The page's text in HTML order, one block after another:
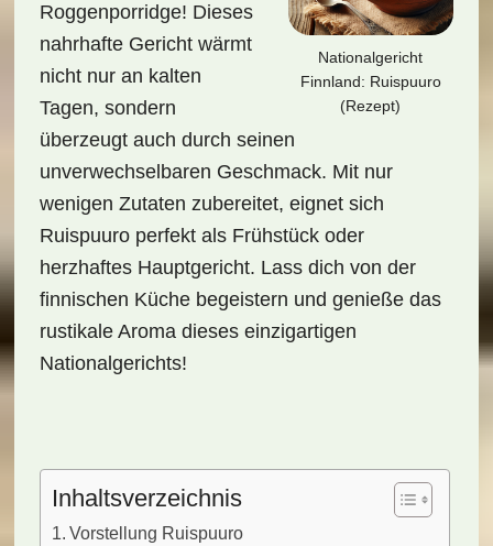
Nationalgericht
Finnland: Ruispuuro
(Rezept)
Roggenporridge! Dieses
nahrhafte Gericht wärmt
nicht nur an kalten
Tagen, sondern
überzeugt auch durch seinen
unverwechselbaren Geschmack. Mit nur
wenigen Zutaten zubereitet, eignet sich
Ruispuuro perfekt als Frühstück oder
herzhaftes Hauptgericht. Lass dich von der
finnischen Küche begeistern und genieße das
rustikale Aroma dieses einzigartigen
Nationalgerichts!
Inhaltsverzeichnis
Vorstellung Ruispuuro